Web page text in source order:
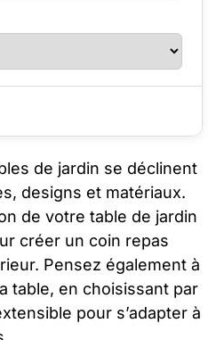
de jardin se déclinent
designs et matériaux.
de votre table de jardin
créer un coin repas
Pensez également à
table, en choisissant par
pour s’adapter à